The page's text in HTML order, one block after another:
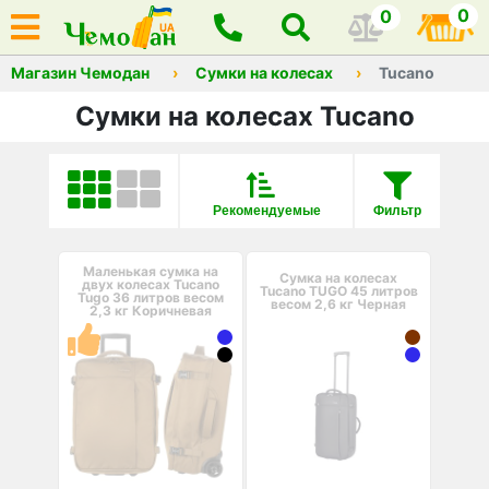
0 0
Магазин Чемодан Сумки на колесах Tucano
Сумки на колесах Tucano
Фильтр
Рекомендуемые
Маленькая сумка на
двух колесах Tucano
Tugo 36 литров весом
2,3 кг Коричневая
Сумка на колесах
Tucano TUGO 45 литров
весом 2,6 кг Черная